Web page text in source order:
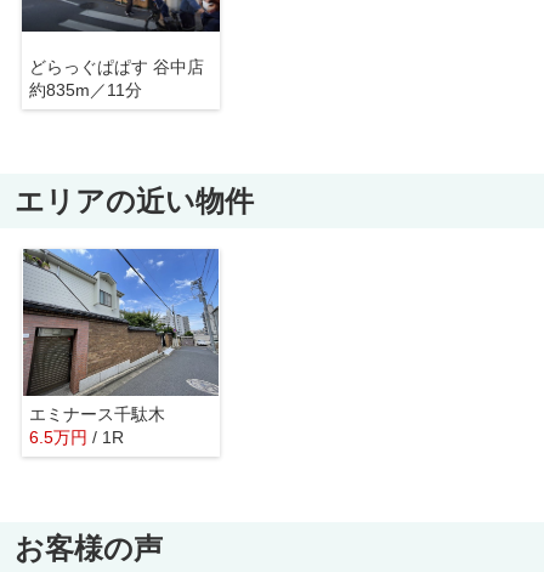
どらっぐぱぱす 谷中店
約835m／11分
エリアの近い物件
エミナース千駄木
6.5万円 / 1R
お客様の声